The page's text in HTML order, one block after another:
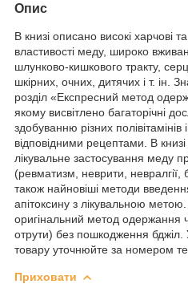
Опис
В книзі описано високі харчові
властивості меду, широко
шлунково-кишкового тракту,
шкірних, очних, дитячих і т. ін.
розділ «Експресний метод
якому висвітлено багаторічні
здобуванню різних полівітамінів
відповідними рецептами. В
лікувальне застосування меду
(ревматизм, неврити, невралгії,
також найновіші методи
апітоксину з лікувальною
оригінальний метод одержання
отрути) без пошкодження бджіл.
товару уточнюйте за номером
Приховати